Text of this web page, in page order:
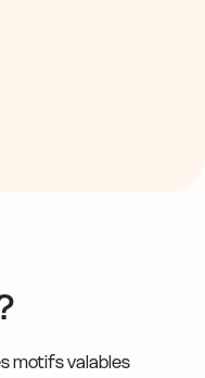
motifs valables